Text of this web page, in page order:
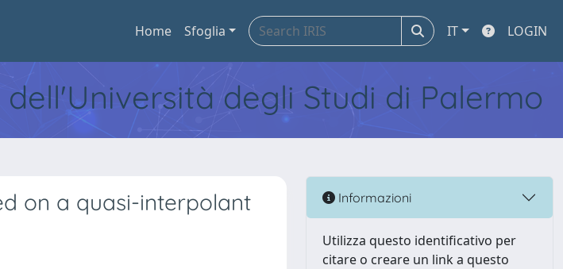
Home Sfoglia IT LOGIN
degli Studi di Palermo
on a quasi-interpolant
Informazioni
Utilizza questo identificativo per
citare o creare un link a questo